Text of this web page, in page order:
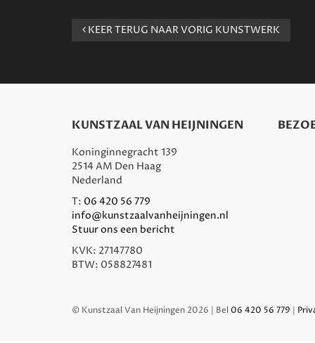
KEER TERUG NAAR VORIG KUNSTWERK
KUNSTZAAL VAN HEIJNINGEN
Koninginnegracht 139
2514 AM Den Haag
Nederland
T: 06 420 56 779
info@kunstzaalvanheijningen.nl
Stuur ons een bericht
KVK: 27147780
BTW: 058827481
© Kunstzaal Van Heijningen 2026 | Bel 06 420 56 779 |